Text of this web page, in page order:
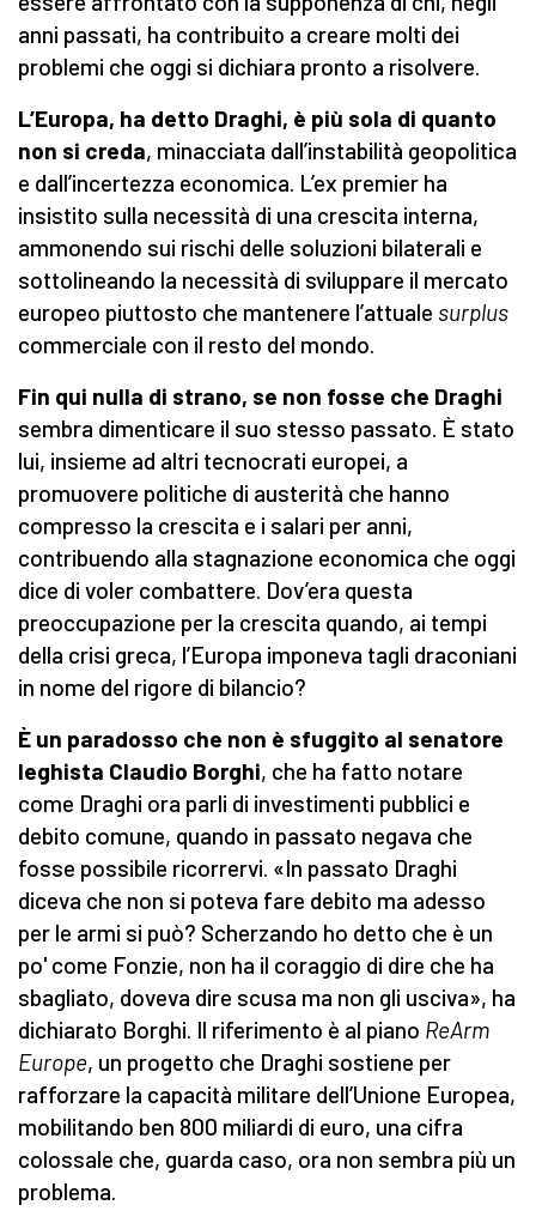
anni passati, ha contribuito a creare molti dei
problemi che oggi si dichiara pronto a risolvere.
L’Europa, ha detto Draghi, è più sola di quanto
non si creda, minacciata dall’instabilità geopolitica
e dall’incertezza economica. L’ex premier ha
insistito sulla necessità di una crescita interna,
ammonendo sui rischi delle soluzioni bilaterali e
sottolineando la necessità di sviluppare il mercato
europeo piuttosto che mantenere l’attuale surplus
commerciale con il resto del mondo.
Fin qui nulla di strano, se non fosse che Draghi
sembra dimenticare il suo stesso passato. È stato
lui, insieme ad altri tecnocrati europei, a
promuovere politiche di austerità che hanno
compresso la crescita e i salari per anni,
contribuendo alla stagnazione economica che oggi
dice di voler combattere. Dov’era questa
preoccupazione per la crescita quando, ai tempi
della crisi greca, l’Europa imponeva tagli draconiani
in nome del rigore di bilancio?
È un paradosso che non è sfuggito al senatore
leghista Claudio Borghi, che ha fatto notare
come Draghi ora parli di investimenti pubblici e
debito comune, quando in passato negava che
fosse possibile ricorrervi. «In passato Draghi
diceva che non si poteva fare debito ma adesso
per le armi si può? Scherzando ho detto che è un
po' come Fonzie, non ha il coraggio di dire che ha
sbagliato, doveva dire scusa ma non gli usciva», ha
dichiarato Borghi. Il riferimento è al piano ReArm
Europe, un progetto che Draghi sostiene per
rafforzare la capacità militare dell’Unione Europea,
mobilitando ben 800 miliardi di euro, una cifra
colossale che, guarda caso, ora non sembra più un
problema.